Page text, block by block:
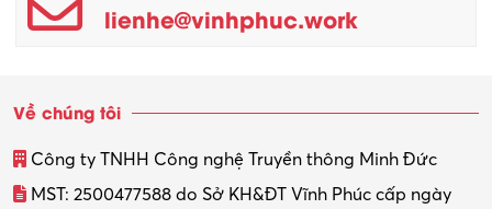
Quản trị kinh doanh
lienhe@vinhphuc.work
Về chúng tôi
Công ty TNHH Công nghệ Truyền thông Minh Đức
MST: 2500477588 do Sở KH&ĐT Vĩnh Phúc cấp ngày